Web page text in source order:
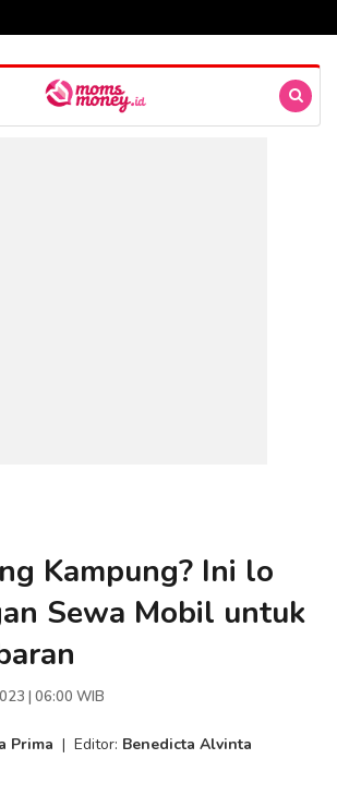
Kampung? Ini lo
Sewa Mobil untuk
| 06:00 WIB
Prima | Editor: Benedicta Alvinta